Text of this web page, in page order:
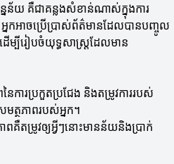
ន្នន័យ គឺជាគន្លងសំខាន់ណាស់ក្នុងការ
នកអាចប្រើប្រាស់ព័ត៌មានដែលបានបញ្ចូល
ើម្បីរៀបចំយុទ្ធសាស្ត្រដែលមាន
ការប្រកួតប្រជែង និងតម្រូវការរបស់
ត្ថភាពរបស់អ្នក។
ពគឺតម្រូវឲ្យអ្វីៗនោះមានន័យនិងប្រាក់